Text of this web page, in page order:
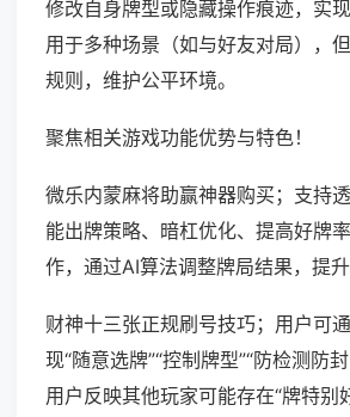
修改自身牌型或隐藏操作痕迹，实
用于多种场景（如与好友对局），
规则，维护公平环境。
聚焦相关游戏功能优势与特色！
微乐内蒙麻将助赢神器购买；支持
能出牌策略、暗杠优化、提高好牌
作，通过AI算法调整牌局结果，提升
财神十三张正规刷号技巧；用户可
现“随意选牌”“控制牌型”“防检测防
用户反映其他玩家可能存在“牌特别